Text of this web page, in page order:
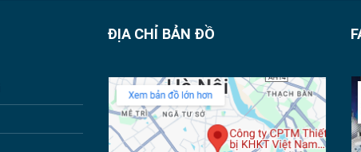
ĐỊA CHỈ BẢN ĐỒ